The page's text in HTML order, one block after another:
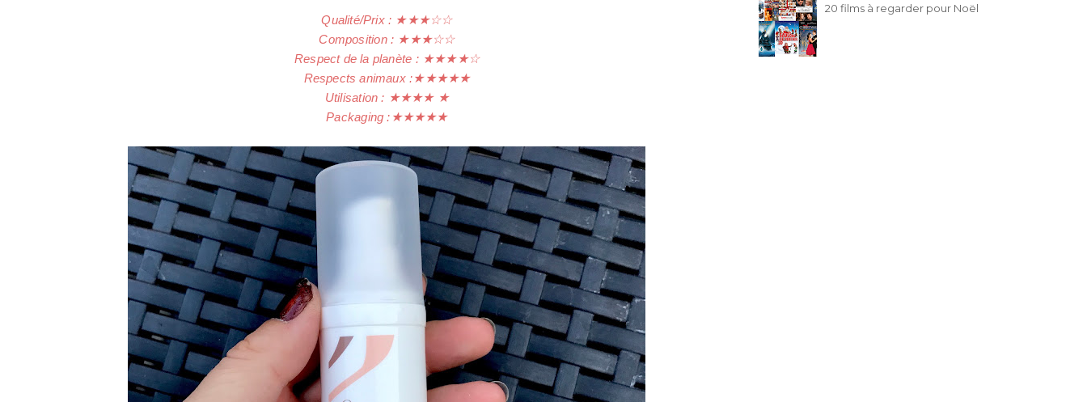
Qualité/Prix : ★★★☆☆
Composition : ★★★☆☆
Respect de la planète : ★★★★☆
Respects animaux :★★★★★
Utilisation : ★★★★ ★
Packaging : ★★★★★
20 films à regarder pour Noël